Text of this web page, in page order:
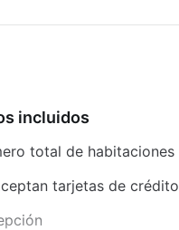
incluidos
total de habitaciones
tarjetas de crédito